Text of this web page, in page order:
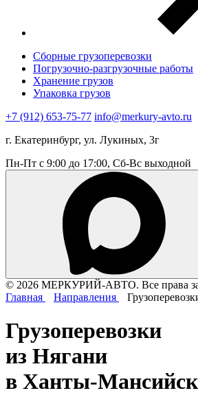
Сборные грузоперевозки
Погрузочно-разгрузочные работы
Хранение грузов
Упаковка грузов
+7 (912) 653-75-77 info@merkury-avto.ru
г. Екатеринбург, ул. Лукиных, 3г
Пн-Пт с 9:00 до 17:00, Сб-Вс выходной
© 2026 МЕРКУРИЙ-АВТО. Все права
Главная
Направления
Грузоперевозки
из Нягани
в Ханты-Мансийск